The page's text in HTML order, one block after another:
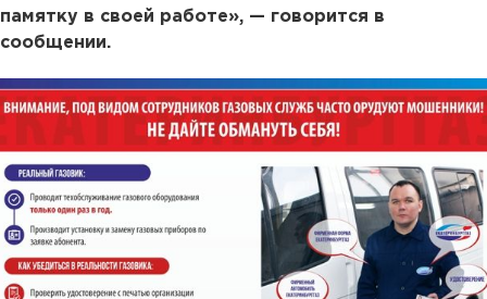
памятку в своей работе», — говорится в
сообщении.